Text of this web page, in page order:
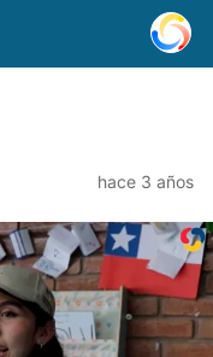
hace 3 años